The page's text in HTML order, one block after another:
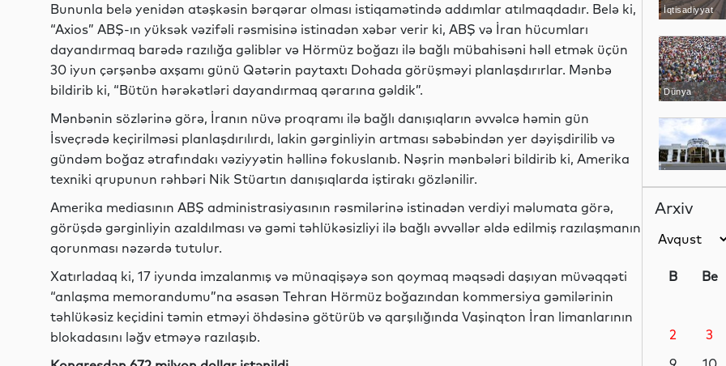
Bununla belə yenidən atəşkəsin bərqərar olması istiqamətində addımlar atılmaqdadır. Belə ki,
“Axios” ABŞ-ın yüksək vəzifəli rəsmisinə istinadən xəbər verir ki, ABŞ və İran hücumları
dayandırmaq barədə razılığa gəliblər və Hörmüz boğazı ilə bağlı mübahisəni həll etmək üçün
30 iyun çərşənbə axşamı günü Qətərin paytaxtı Dohada görüşməyi planlaşdırırlar. Mənbə
bildirib ki, “Bütün hərəkətləri dayandırmaq qərarına gəldik”.
Mənbənin sözlərinə görə, İranın nüvə proqramı ilə bağlı danışıqların əvvəlcə həmin gün
İsveçrədə keçirilməsi planlaşdırılırdı, lakin gərginliyin artması səbəbindən yer dəyişdirilib və
gündəm boğaz ətrafındakı vəziyyətin həllinə fokuslanıb. Nəşrin mənbələri bildirib ki, Amerika
texniki qrupunun rəhbəri Nik Stüartın danışıqlarda iştirakı gözlənilir.
Amerika mediasının ABŞ administrasiyasının rəsmilərinə istinadən verdiyi məlumata görə,
görüşdə gərginliyin azaldılması və gəmi təhlükəsizliyi ilə bağlı əvvəllər əldə edilmiş razılaşmanın
qorunması nəzərdə tutulur.
Xatırladaq ki, 17 iyunda imzalanmış və münaqişəyə son qoymaq məqsədi daşıyan müvəqqəti
“anlaşma memorandumu”na əsasən Tehran Hörmüz boğazından kommersiya gəmilərinin
təhlükəsiz keçidini təmin etməyi öhdəsinə götürüb və qarşılığında Vaşinqton İran limanlarının
blokadasını ləğv etməyə razılaşıb.
İqtisadiyyat
Dünya
İqtisadiyyat
Mədəniyyət
Arxiv
B Be
2
3